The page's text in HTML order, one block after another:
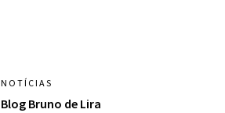
NOTÍCIAS
Blog Bruno de Lira